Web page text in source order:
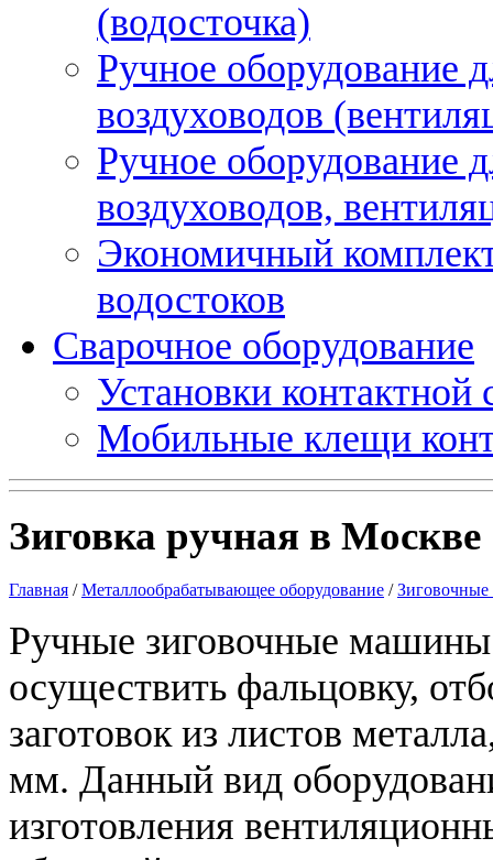
(водосточка)
Ручное оборудование
воздуховодов
Ручное оборудование
воздуховодов,
Экономичный
водостоков
Сварочное оборудование
Установки
Мобильные клещи
Зиговка ручная в Москве
Главная /Металлообрабатывающее оборудование /Зиговочные
Ручные зиговочные машины
осуществить фальцовку,
заготовок из листов
мм. Данный вид
изготовления